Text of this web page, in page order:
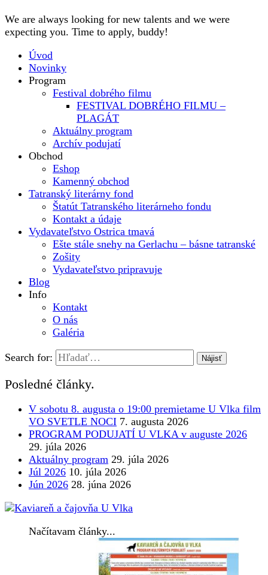
We are always looking for new talents and we were
expecting you. Time to apply, buddy!
Úvod
Novinky
Program
Festival dobrého filmu
FESTIVAL DOBRÉHO FILMU –
PLAGÁT
Aktuálny program
Archív podujatí
Obchod
Eshop
Kamenný obchod
Tatranský literárny fond
Štatút Tatranského literárneho fondu
Kontakt a údaje
Vydavateľstvo Ostrica tmavá
Ešte stále snehy na Gerlachu – básne tatranské
Zošity
Vydavateľstvo pripravuje
Blog
Info
Kontakt
O nás
Galéria
Search for:
Posledné články.
V sobotu 8. augusta o 19:00 premietame U Vlka film
VO SVETLE NOCI 7. augusta 2026
PROGRAM PODUJATÍ U VLKA v auguste 2026
29. júla 2026
Aktuálny program 29. júla 2026
Júl 2026 10. júla 2026
Jún 2026 28. júna 2026
Načítavam články...